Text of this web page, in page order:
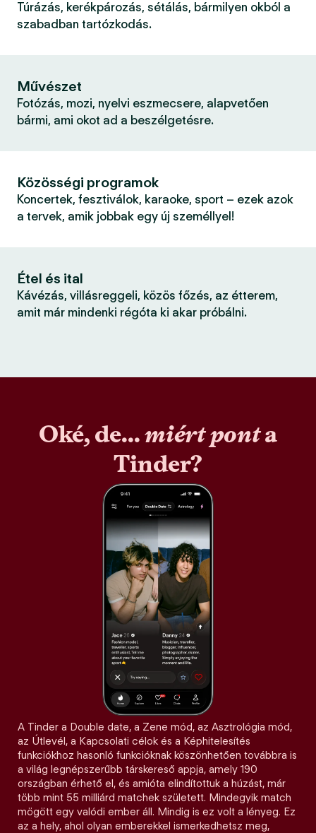
Túrázás, kerékpározás, sétálás, bármilyen okból a
szabadban tartózkodás.
Művészet
Fotózás, mozi, nyelvi eszmecsere, alapvetően
bármi, ami okot ad a beszélgetésre.
Közösségi programok
Koncertek, fesztiválok, karaoke, sport – ezek azok
a tervek, amik jobbak egy új személlyel!
Étel és ital
Kávézás, villásreggeli, közös főzés, az étterem,
amit már mindenki régóta ki akar próbálni.
Oké, de...miért ponta
Tinder?
A Tinder a Double date, a Zene mód, az Asztrológia mód,
az Útlevél, a Kapcsolati célok és a Képhitelesítés
funkciókhoz hasonló funkcióknak köszönhetően továbbra is
a világ legnépszerűbb társkereső appja, amely 190
országban érhető el, és amióta elindítottuk a húzást, már
több mint 55 milliárd matchek született. Mindegyik match
mögött egy valódi ember áll. Mindig is ez volt a lényeg. Ez
az a hely, ahol olyan emberekkel ismerkedhetsz meg,